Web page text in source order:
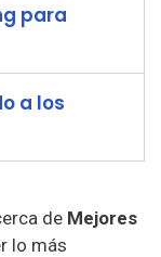
para
a los
de Mejores
lo más